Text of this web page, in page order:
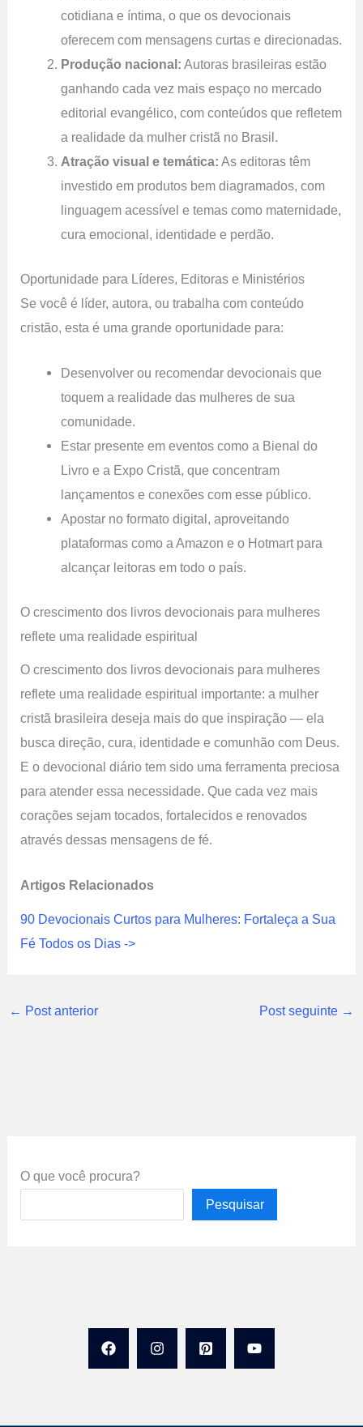
cotidiana e íntima, o que os devocionais
oferecem com mensagens curtas e direcionadas.
Produção nacional: Autoras brasileiras estão
ganhando cada vez mais espaço no mercado
editorial evangélico, com conteúdos que refletem
a realidade da mulher cristã no Brasil.
Atração visual e temática: As editoras têm
investido em produtos bem diagramados, com
linguagem acessível e temas como maternidade,
cura emocional, identidade e perdão.
Oportunidade para Líderes, Editoras e Ministérios
Se você é líder, autora, ou trabalha com conteúdo
cristão, esta é uma grande oportunidade para:
Desenvolver ou recomendar devocionais que
toquem a realidade das mulheres de sua
comunidade.
Estar presente em eventos como a Bienal do
Livro e a Expo Cristã, que concentram
lançamentos e conexões com esse público.
Apostar no formato digital, aproveitando
plataformas como a Amazon e o Hotmart para
alcançar leitoras em todo o país.
O crescimento dos livros devocionais para mulheres
reflete uma realidade espiritual
O crescimento dos livros devocionais para mulheres
reflete uma realidade espiritual importante: a mulher
cristã brasileira deseja mais do que inspiração — ela
busca direção, cura, identidade e comunhão com Deus.
E o devocional diário tem sido uma ferramenta preciosa
para atender essa necessidade. Que cada vez mais
corações sejam tocados, fortalecidos e renovados
através dessas mensagens de fé.
Artigos Relacionados
90 Devocionais Curtos para Mulheres: Fortaleça a Sua
Fé Todos os Dias ->
← Post anterior Post seguinte →
O que você procura?
Pesquisar